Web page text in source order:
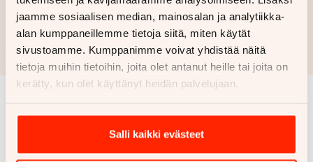
jaamme sosiaalisen median, mainosalan ja analytiikka-
alan kumppaneillemme tietoja siitä, miten käytät
sivustoamme. Kumppanimme voivat yhdistää näitä
tietoja muihin tietoihin, joita olet antanut heille tai joita on
kerätty, kun olet käyttänyt heidän palvelujaan.
Salli kaikki evästeet
Hae rahoitustarjous
Rahoituslaskelma on suuntaa antava ja edellyttää hyväksytyn
luottopäätöksen ja kaskovakuutuksen.
Samankaltaisia ajoneuvoja